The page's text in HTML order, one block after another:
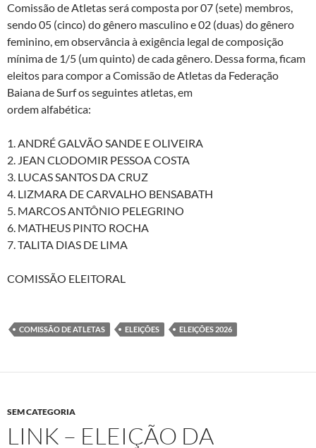
Comissão de Atletas será composta por 07 (sete) membros,
sendo 05 (cinco) do gênero masculino e 02 (duas) do gênero
feminino, em observância à exigência legal de composição
mínima de 1/5 (um quinto) de cada gênero. Dessa forma, ficam
eleitos para compor a Comissão de Atletas da Federação
Baiana de Surf os seguintes atletas, em
ordem alfabética:
1. ANDRÉ GALVÃO SANDE E OLIVEIRA
2. JEAN CLODOMIR PESSOA COSTA
3. LUCAS SANTOS DA CRUZ
4. LIZMARA DE CARVALHO BENSABATH
5. MARCOS ANTÔNIO PELEGRINO
6. MATHEUS PINTO ROCHA
7. TALITA DIAS DE LIMA
COMISSÃO ELEITORAL
COMISSÃO DE ATLETAS ELEIÇÕES ELEIÇÕES 2026
SEM CATEGORIA
LINK – ELEIÇÃO DA